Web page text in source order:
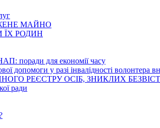
МАЙНО
ЇХ РОДИН
поради для економії часу
допомоги у разі інвалідності волонтера
РЕЄСТРУ ОСІБ, ЗНИКЛИХ
ради